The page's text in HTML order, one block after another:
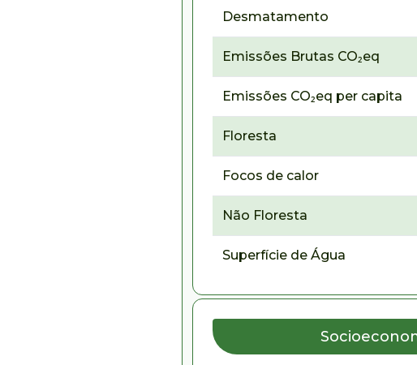
Desmatamento
Emissões Brutas CO₂eq
Emissões CO₂eq per capita
Floresta
Focos de calor
Não Floresta
Superfície de Água